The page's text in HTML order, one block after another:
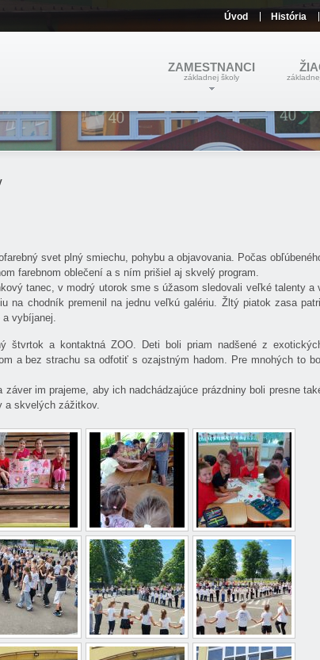
Úvod História
ZAMESTNANCI
základnej školy
svet plný smiechu, pohybu a objavovania. Počas
farebnom oblečení a s ním prišiel aj skvelý program.
tanec, v modrý utorok sme s úžasom sledovali veľké talenty a
na chodník premenil na jednu veľkú galériu. Žltý piatok zasa patril
a vybíjanej.
štvrtok a kontaktná ZOO. Deti boli priam nadšené z
a bez strachu sa odfotiť s ozajstným hadom. Pre mnohých to bol
im prajeme, aby ich nadchádzajúce prázdniny boli presne
a skvelých zážitkov.